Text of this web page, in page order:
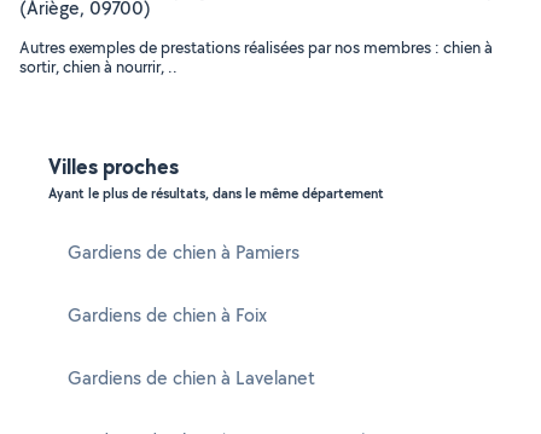
(Ariège, 09700)
Autres exemples de prestations réalisées par nos membres : chien à
sortir, chien à nourrir, ..
Villes proches
Ayant le plus de résultats, dans le même département
Gardiens de chien à Pamiers
Gardiens de chien à Foix
Gardiens de chien à Lavelanet